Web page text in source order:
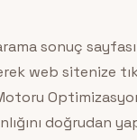
sonuç
web sitenize
doğrudan